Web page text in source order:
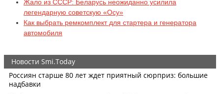
Жало из СССР: Беларусь неожиданно усилила
легендарную советскую «Осу»
Как выбрать ремкомплект для стартера и генератора
автомобиля